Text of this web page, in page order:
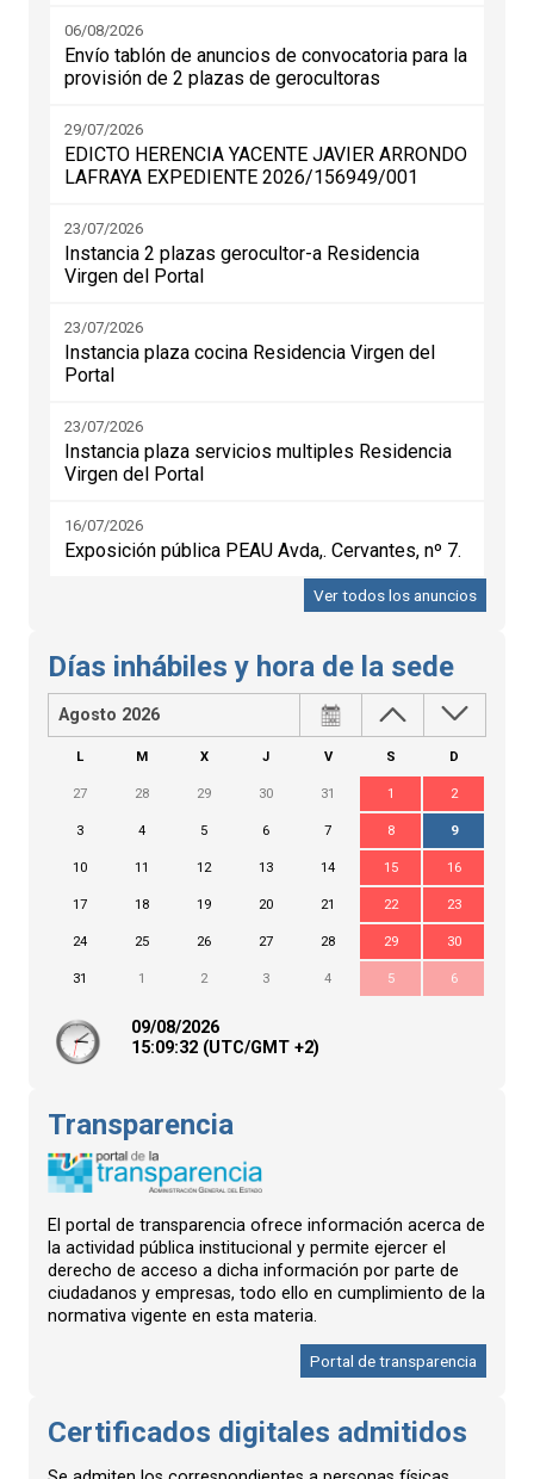
06/08/2026
Envío tablón de anuncios de convocatoria para la
provisión de 2 plazas de gerocultoras
29/07/2026
EDICTO HERENCIA YACENTE JAVIER ARRONDO
LAFRAYA EXPEDIENTE 2026/156949/001
23/07/2026
Instancia 2 plazas gerocultor-a Residencia
Virgen del Portal
23/07/2026
Instancia plaza cocina Residencia Virgen del
Portal
23/07/2026
Instancia plaza servicios multiples Residencia
Virgen del Portal
16/07/2026
Exposición pública PEAU Avda,. Cervantes, nº 7.
Ver todos los anuncios
Días inhábiles y hora de la sede
Agosto 2026
L M X J V S D
27 28 29 30 31 1 2
3 4 5 6 7 8 9
10 11 12 13 14 15 16
17 18 19 20 21 22 23
24 25 26 27 28 29 30
31 1 2 3 4 5 6
09/08/2026
15:09:33 (UTC/GMT +2)
Transparencia
El portal de transparencia ofrece información acerca de
la actividad pública institucional y permite ejercer el
derecho de acceso a dicha información por parte de
ciudadanos y empresas, todo ello en cumplimiento de la
normativa vigente en esta materia.
Portal de transparencia
Certificados digitales admitidos